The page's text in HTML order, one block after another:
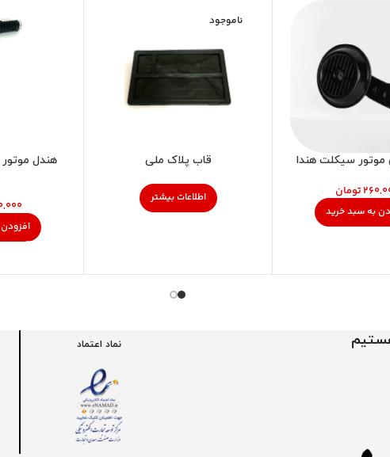
موتور سیکلت هندا
تومان
به سبد خرید
ناموجود
قاب پلاک ملی
اطلاعات بیشتر
هندل موتور
نماد اعتماد